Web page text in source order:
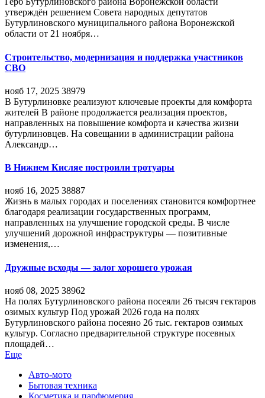
утверждён решением Совета народных депутатов
Бутурлиновского муниципального района Воронежской
области от 21 ноября…
Строительство, модернизация и поддержка участников
СВО
нояб 17, 2025 38979
В Бутурлиновке реализуют ключевые проекты для комфорта
жителей В районе продолжается реализация проектов,
направленных на повышение комфорта и качества жизни
бутурлиновцев. На совещании в администрации района
Александр…
В Нижнем Кисляе построили тротуары
нояб 16, 2025 38887
Жизнь в малых городах и поселениях становится комфортнее
благодаря реализации государственных программ,
направленных на улучшение городской среды. В числе
улучшений дорожной инфраструктуры — позитивные
изменения,…
Дружные всходы — залог хорошего урожая
нояб 08, 2025 38962
На полях Бутурлиновского района посеяли 26 тысяч гектаров
озимых культур Под урожай 2026 года на полях
Бутурлиновского района посеяно 26 тыс. гектаров озимых
культур. Согласно предварительной структуре посевных
площадей…
Еще
Авто-мото
Бытовая техника